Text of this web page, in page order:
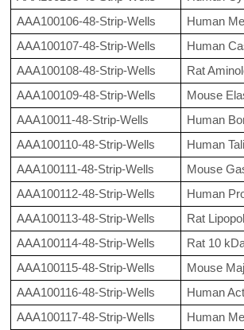
AAA100106-48-Strip-Wells
Human
AAA100107-48-Strip-Wells
Human
AAA100108-48-Strip-Wells
Rat
AAA100109-48-Strip-Wells
Mouse
AAA10011-48-Strip-Wells
Human
AAA100110-48-Strip-Wells
Human
AAA100111-48-Strip-Wells
Mouse
AAA100112-48-Strip-Wells
Human
AAA100113-48-Strip-Wells
Rat
AAA100114-48-Strip-Wells
Rat 10
AAA100115-48-Strip-Wells
Mouse
AAA100116-48-Strip-Wells
Human
AAA100117-48-Strip-Wells
Human